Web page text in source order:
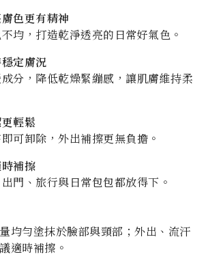
色更有精神
均，打造乾淨透亮的日常好氣色。
定膚況
分，降低乾燥緊繃感，讓肌膚維持柔
輕鬆
可卸除，外出補擦更無負擔。
補擦
門、旅行與日常包包都放得下。
均勻塗抹於臉部與頸部；外出、流汗
適時補擦。